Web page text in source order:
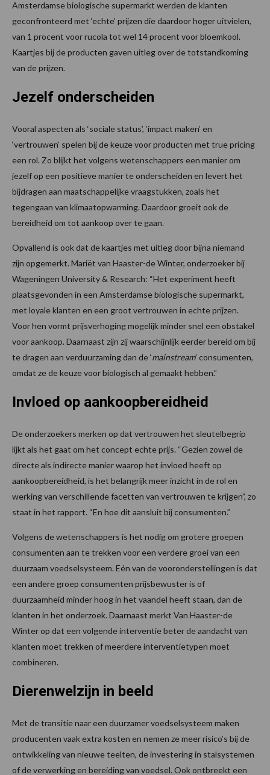
Amsterdamse biologische supermarkt werden de klanten
geconfronteerd met ‘echte’ prijzen die daardoor hoger uitvielen,
van 1 procent voor rucola tot wel 14 procent voor bloemkool.
Kaartjes bij de producten gaven uitleg over de totstandkoming
van de prijzen.
Jezelf onderscheiden
Vooral aspecten als ‘sociale status’, ‘impact maken’ en
‘vertrouwen’ spelen bij de keuze voor producten met true pricing
een rol. Zo blijkt het volgens wetenschappers een manier om
jezelf op een positieve manier te onderscheiden en levert het
bijdragen aan maatschappelijke vraagstukken, zoals het
tegengaan van klimaatopwarming. Daardoor groeit ook de
bereidheid om tot aankoop over te gaan.
Opvallend is ook dat de kaartjes met uitleg door bijna niemand
zijn opgemerkt. Mariët van Haaster-de Winter, onderzoeker bij
Wageningen University & Research: “Het experiment heeft
plaatsgevonden in een Amsterdamse biologische supermarkt,
met loyale klanten en een groot vertrouwen in echte prijzen.
Voor hen vormt prijsverhoging mogelijk minder snel een obstakel
voor aankoop. Daarnaast zijn zij waarschijnlijk eerder bereid om bij
te dragen aan verduurzaming dan de ‘mainstream’ consumenten,
omdat ze de keuze voor biologisch al gemaakt hebben.”
Invloed op aankoopbereidheid
De onderzoekers merken op dat vertrouwen het sleutelbegrip
lijkt als het gaat om het concept echte prijs. “Gezien zowel de
directe als indirecte manier waarop het invloed heeft op
aankoopbereidheid, is het belangrijk meer inzicht in de rol en
werking van verschillende facetten van vertrouwen te krijgen”, zo
staat in het rapport. “En hoe dit aansluit bij consumenten.”
Volgens de wetenschappers is het nodig om grotere groepen
consumenten aan te trekken voor een verdere groei van een
duurzaam voedselsysteem. Eén van de vooronderstellingen is dat
een andere groep consumenten prijsbewuster is of
duurzaamheid minder hoog in het vaandel heeft staan, dan de
klanten in het onderzoek. Daarnaast merkt Van Haaster-de
Winter op dat een volgende interventie beter de aandacht van
klanten moet trekken of meerdere interventietypen moet
combineren.
Dierenwelzijn in beeld
Met de transitie naar een duurzamer voedselsysteem maken
producenten vaak extra kosten en nemen ze meer risico’s bij de
ontwikkeling van nieuwe teelten, de investering in stalsystemen
of de verwerking en bereiding van voedsel. Ook ontbreekt een